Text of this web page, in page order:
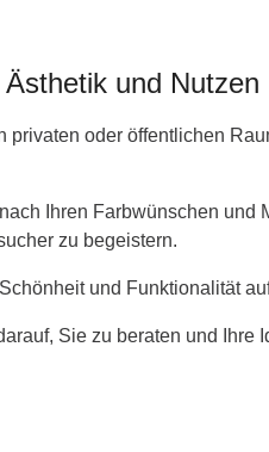
und Nutzen
oder öffentlichen
Ihren Farbwünschen
zu begeistern.
und Funktionalität
Sie zu beraten und Ihre